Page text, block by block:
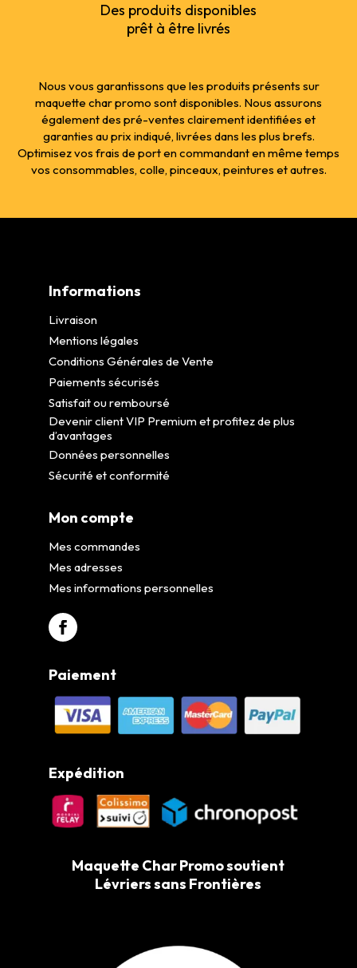
Des produits disponibles
prêt à être livrés
Nous vous garantissons que les produits présents sur
maquette char promo sont disponibles. Nous assurons
également des pré-ventes clairement identifiées et
garanties au prix indiqué, livrées dans les plus brefs.
Optimisez vos frais de port en commandant en même temps
vos consommables, colle, pinceaux, peintures et autres.
Informations
Livraison
Mentions légales
Conditions Générales de Vente
Paiements sécurisés
Satisfait ou remboursé
Devenir client VIP Premium et profitez de plus
d’avantages
Données personnelles
Sécurité et conformité
Mon compte
Mes commandes
Mes adresses
Mes informations personnelles
Paiement
Expédition
Maquette Char Promo soutient
Lévriers sans Frontières